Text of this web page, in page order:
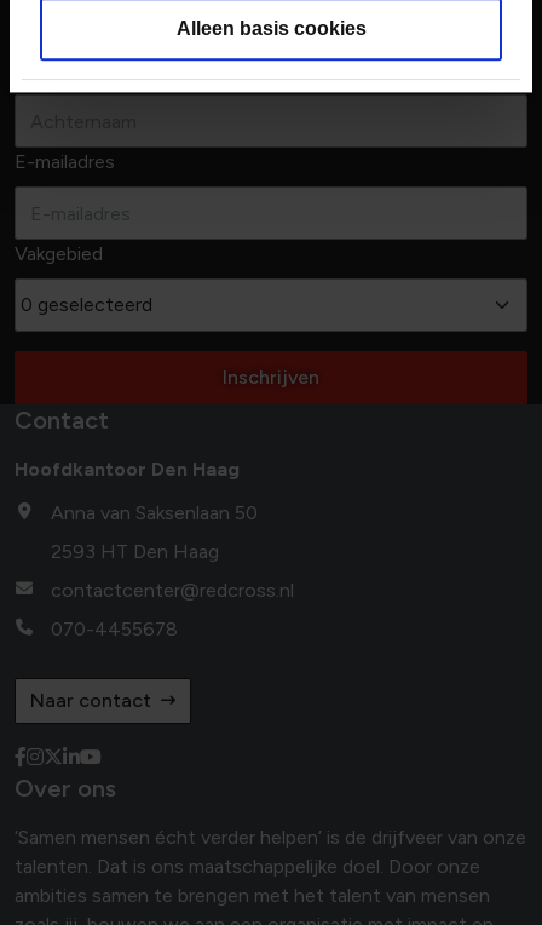
Alleen basis cookies
Achternaam
E-mailadres
Vakgebied
0 geselecteerd
Inschrijven
Contact
Hoofdkantoor Den Haag
Anna van Saksenlaan 50
2593 HT Den Haag
contactcenter@redcross.nl
070-4455678
Naar contact
Over ons
‘Samen mensen écht verder helpen’ is de drijfveer van onze
talenten. Dat is ons maatschappelijke doel. Door onze
ambities samen te brengen met het talent van mensen